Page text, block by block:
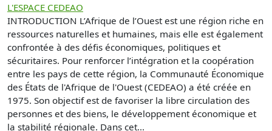
L'ESPACE CEDEAO
INTRODUCTION L’Afrique de l’Ouest est une région riche en
ressources naturelles et humaines, mais elle est également
confrontée à des défis économiques, politiques et
sécuritaires. Pour renforcer l’intégration et la coopération
entre les pays de cette région, la Communauté Économique
des États de l'Afrique de l'Ouest (CEDEAO) a été créée en
1975. Son objectif est de favoriser la libre circulation des
personnes et des biens, le développement économique et
la stabilité régionale. Dans cet...